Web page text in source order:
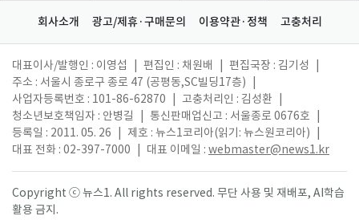
회사소개 광고/제휴·구매문의 이용약관·정책 고충처리
대표이사/발행인 : 이영섭 편집인 : 채원배 편집국장 : 김기성
주소 : 서울시 종로구 종로 47 (공평동,SC빌딩17층)
사업자등록번호 : 101-86-62870
고충처리인 : 김성환
청소년보호책임자 : 안병길
통신판매업신고 : 서울종로 0676호
등록일 : 2011. 05. 26
제호 : 뉴스1코리아(읽기: 뉴스원코리아)
대표 전화 : 02-397-7000
대표 이메일 : webmaster@news1.kr
Copyright ⓒ 뉴스1. All rights reserved. 무단 사용 및 재배포, AI학습
활용 금지.